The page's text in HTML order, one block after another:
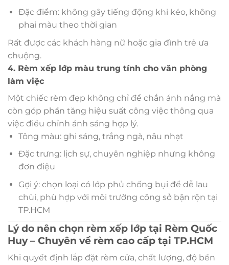
Đặc điểm: không gây tiếng động khi kéo, không
phai màu theo thời gian
Rất được các khách hàng nữ hoặc gia đình trẻ ưa
chuộng.
4. Rèm xếp lớp màu trung tính cho văn phòng
làm việc
Một chiếc rèm đẹp không chỉ để chắn ánh nắng mà
còn góp phần tăng hiệu suất công việc thông qua
việc điều chỉnh ánh sáng hợp lý.
Tông màu: ghi sáng, trắng ngà, nâu nhạt
Đặc trưng: lịch sự, chuyên nghiệp nhưng không
đơn điệu
Gợi ý: chọn loại có lớp phủ chống bụi để dễ lau
chùi, phù hợp với môi trường công sở bận rộn tại
TP.HCM
Lý do nên chọn rèm xếp lớp tại Rèm Quốc
Huy – Chuyên về rèm cao cấp tại TP.HCM
Khi quyết định lắp đặt rèm cửa, chất lượng, độ bền